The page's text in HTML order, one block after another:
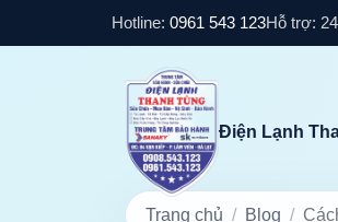
Hotline: 0961 543 123Hỗ trợ:
Điện Lạnh
Trang chủ Blog